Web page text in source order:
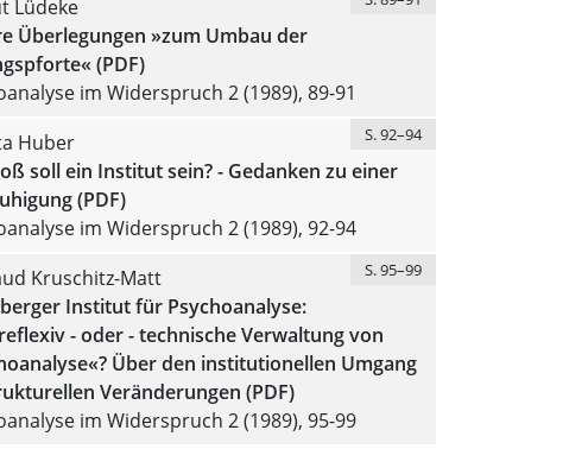
Lüdeke
Überlegungen »zum Umbau der
(PDF)
im Widerspruch 2 (1989), 89-91
Huber
S. 92–94
soll ein Institut sein? - Gedanken zu einer
(PDF)
im Widerspruch 2 (1989), 92-94
Kruschitz-Matt
S. 95–99
Institut für Psychoanalyse:
- oder - technische Verwaltung von
Über den institutionellen Umgang
Veränderungen (PDF)
im Widerspruch 2 (1989), 95-99